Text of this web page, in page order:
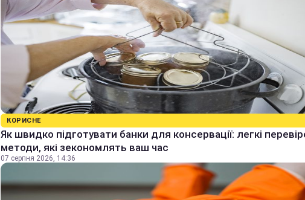
КОРИСНЕ
Як швидко підготувати банки для консервації: легкі
методи, які зекономлять ваш час
07 серпня 2026, 14:36